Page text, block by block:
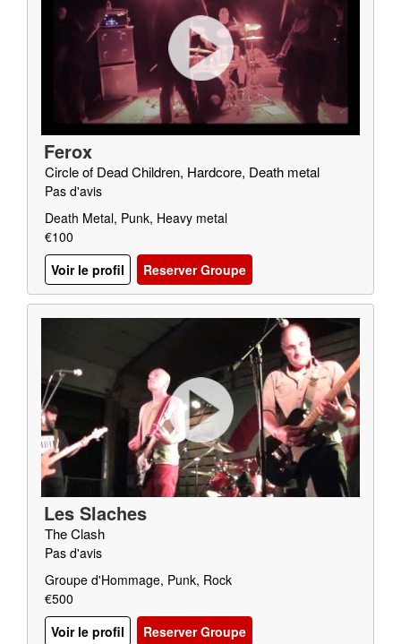
Ferox
Circle of Dead Children, Hardcore, Death metal
Pas d'avis
Death Metal, Punk, Heavy metal
€100
Voir le profil
Reserver Groupe
Les Slaches
The Clash
Pas d'avis
Groupe d'Hommage, Punk, Rock
€500
Voir le profil
Reserver Groupe